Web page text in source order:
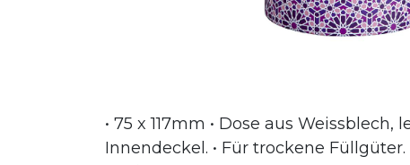
• 75 x 117mm • Dose aus
Innendeckel. • Für trockene